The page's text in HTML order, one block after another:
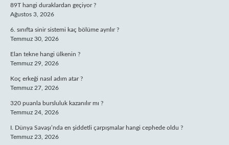
89T hangi duraklardan geçiyor ?
Ağustos 3, 2026
6. sınıfta sinir sistemi kaç bölüme ayrılır ?
Temmuz 30, 2026
Elan tekne hangi ülkenin ?
Temmuz 29, 2026
Koç erkeği nasıl adım atar ?
Temmuz 27, 2026
320 puanla bursluluk kazanılır mı ?
Temmuz 24, 2026
I. Dünya Savaşı’nda en şiddetli çarpışmalar hangi cephede oldu ?
Temmuz 23, 2026